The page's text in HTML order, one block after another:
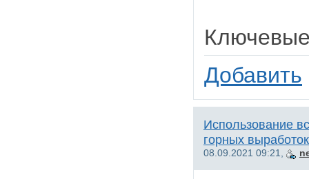
Добавить
Использование
горных
08.09.2021 09:21,